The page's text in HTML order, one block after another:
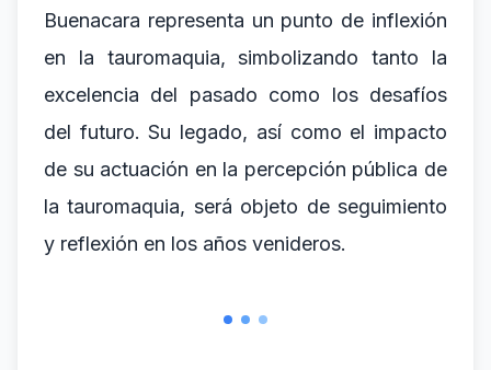
Buenacara representa un punto de inflexión
en la tauromaquia, simbolizando tanto la
excelencia del pasado como los desafíos
del futuro. Su legado, así como el impacto
de su actuación en la percepción pública de
la tauromaquia, será objeto de seguimiento
y reflexión en los años venideros.